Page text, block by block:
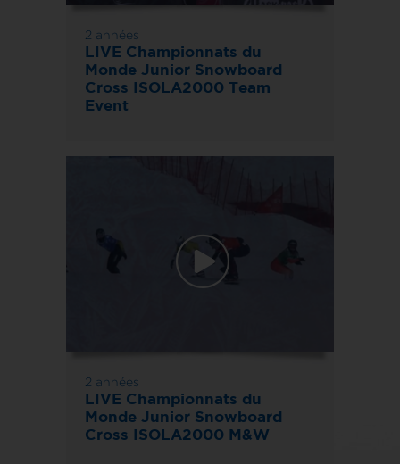
2 années
LIVE Championnats du
Monde Junior Snowboard
Cross ISOLA2000 Team
Event
2 années
LIVE Championnats du
Monde Junior Snowboard
Cross ISOLA2000 M&W